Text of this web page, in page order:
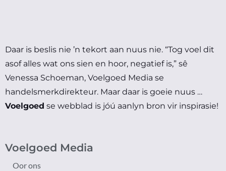
Daar is beslis nie ’n tekort aan nuus nie. “Tog voel dit
asof alles wat ons sien en hoor, negatief is,” sê
Venessa Schoeman, Voelgoed Media se
handelsmerkdirekteur. Maar daar is goeie nuus …
Voelgoed se webblad is jóú aanlyn bron vir inspirasie!
Voelgoed Media
Oor ons